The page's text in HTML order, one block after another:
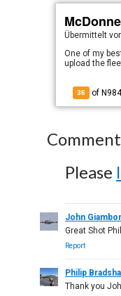
Übermittelt
One of my
upload the
36 of
Please
John
Great Shot
Report
Philip
Thank you